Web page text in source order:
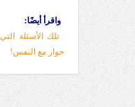
واقرأ أيضًا:
تلك الأسئلة
حوار مع النفس!